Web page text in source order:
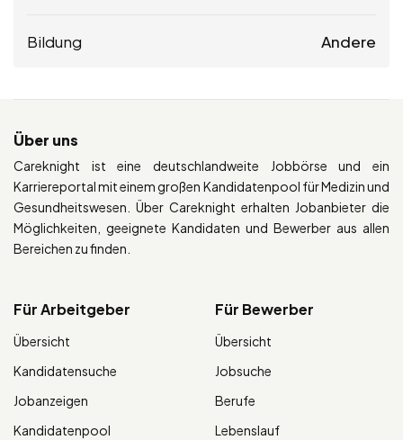
Bildung Andere
Über uns
Careknight ist eine deutschlandweite Jobbörse und ein
Karriereportal mit einem großen Kandidatenpool für Medizin und
Gesundheitswesen. Über Careknight erhalten Jobanbieter die
Möglichkeiten, geeignete Kandidaten und Bewerber aus allen
Bereichen zu finden.
Für Arbeitgeber
Übersicht
Kandidatensuche
Jobanzeigen
Kandidatenpool
Für Bewerber
Übersicht
Jobsuche
Berufe
Lebenslauf